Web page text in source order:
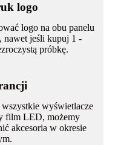
logo
logo na obu panelu
jeśli kupuj 1 -
próbkę.
wyświetlacze
film LED, możemy
akcesoria w okresie